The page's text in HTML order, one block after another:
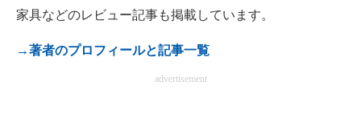
家具などのレビュー記事も掲載しています。
→著者のプロフィールと記事一覧
advertisement